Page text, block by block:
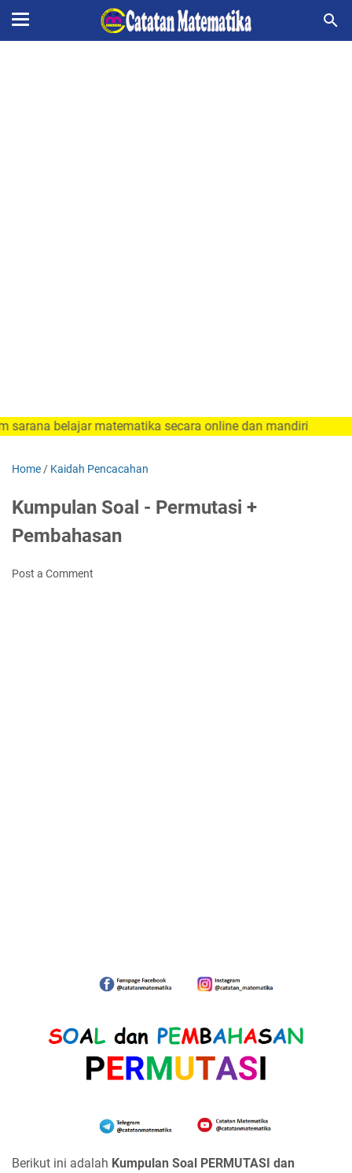
matematika secara online dan mandiri
Home / Kaidah Pencacahan
Kumpulan Soal - Permutasi +
Pembahasan
Post a Comment
Berikut ini adalah Kumpulan Soal PERMUTASI dan